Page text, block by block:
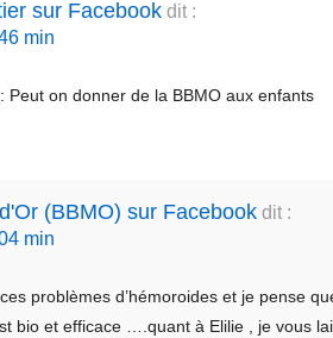
sur Facebook dit :
min
Peut on donner de la BBMO aux enfants
(BBMO) sur Facebook dit :
min
problèmes d’hémoroides et je pense
bio et efficace ….quant à Elilie , je vous